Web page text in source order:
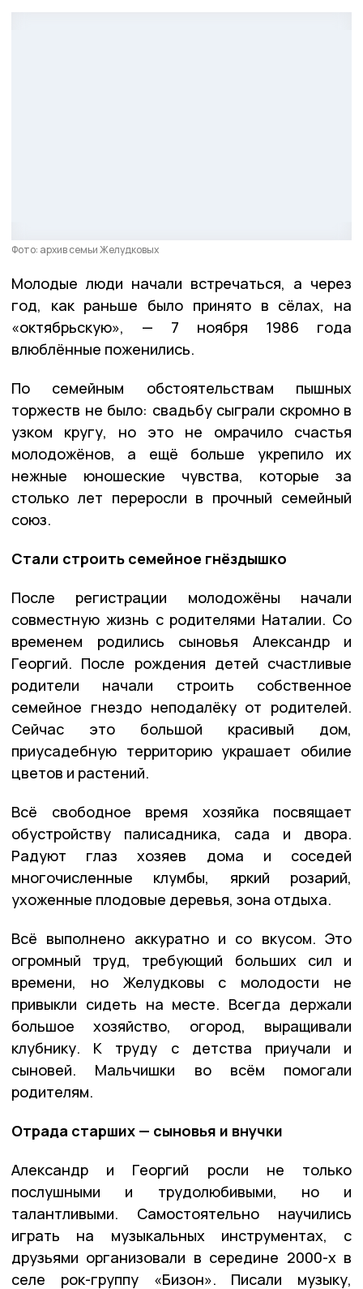
Фото: архив семьи Желудковых
Молодые люди начали встречаться, а через
год, как раньше было принято в сёлах, на
«октябрьскую», — 7 ноября 1986 года
влюблённые поженились.
По семейным обстоятельствам пышных
торжеств не было: свадьбу сыграли скромно в
узком кругу, но это не омрачило счастья
молодожёнов, а ещё больше укрепило их
нежные юношеские чувства, которые за
столько лет переросли в прочный семейный
союз.
Стали строить семейное гнёздышко
После регистрации молодожёны начали
совместную жизнь с родителями Наталии. Со
временем родились сыновья Александр и
Георгий. После рождения детей счастливые
родители начали строить собственное
семейное гнездо неподалёку от родителей.
Сейчас это большой красивый дом,
приусадебную территорию украшает обилие
цветов и растений.
Всё свободное время хозяйка посвящает
обустройству палисадника, сада и двора.
Радуют глаз хозяев дома и соседей
многочисленные клумбы, яркий розарий,
ухоженные плодовые деревья, зона отдыха.
Всё выполнено аккуратно и со вкусом. Это
огромный труд, требующий больших сил и
времени, но Желудковы с молодости не
привыкли сидеть на месте. Всегда держали
большое хозяйство, огород, выращивали
клубнику. К труду с детства приучали и
сыновей. Мальчишки во всём помогали
родителям.
Отрада старших — сыновья и внучки
Александр и Георгий росли не только
послушными и трудолюбивыми, но и
талантливыми. Самостоятельно научились
играть на музыкальных инструментах, с
друзьями организовали в середине 2000-х в
селе рок-группу «Бизон». Писали музыку,